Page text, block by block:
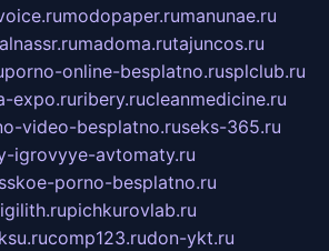
modopaper.rumanunae.ru
madoma.rutajuncos.ru
porno-online-besplatno.rusplclub.ru
expo.ruribery.rucleanmedicine.ru
video-besplatno.ruseks-365.ru
igrovyye-avtomaty.ru
porno-besplatno.ru
pichkurovlab.ru
comp123.rudon-ykt.ru